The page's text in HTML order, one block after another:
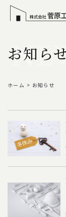
お知ら
ホーム > お知らせ